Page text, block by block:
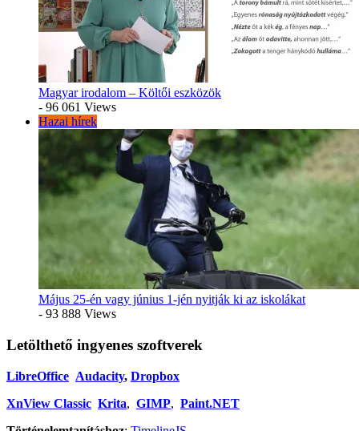
Magyar irodalom – Költői eszközök
- 96 061 Views
Hazai hírek
Május 25-én vagy június 1-jén nyitják ki az iskolákat
- 93 888 Views
Letölthető ingyenes szoftverek
LibreOffice Audacity, Dropbox
XnView Classic Krita, GIMP, Paint.NET